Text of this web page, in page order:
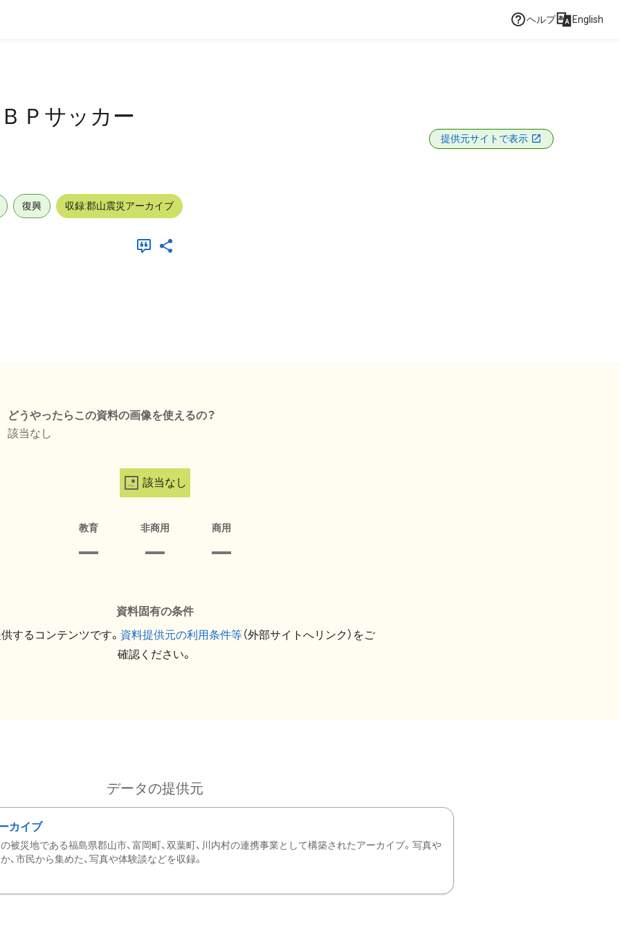
ヘルプ English
Ｐサッカー
提供元サイトで表示
復興 収録:郡山震災アーカイブ
どうやったらこの資料の画像を使えるの？
該当なし
該当なし
教育 非商用 商用
資料固有の条件
するコンテンツです。 資料提供元の利用条件等（外部サイトへリンク）をご
確認ください。
データの提供元
カイブ
被災地である福島県郡山市、富岡町、双葉町、川内村の連携事業として構築されたアーカイブ。写真や
、市民から集めた、写真や体験談などを収録。